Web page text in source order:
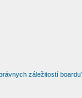
záležitostí